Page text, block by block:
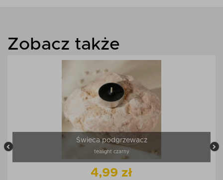
Zobacz także
Świeca podgrzewacz
tealight czarny
4,99 zł